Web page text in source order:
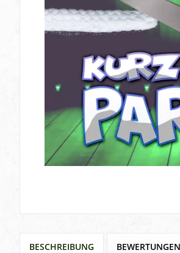
BESCHREIBUNG BEWERTUNGEN